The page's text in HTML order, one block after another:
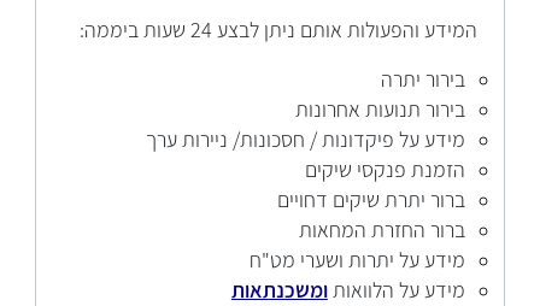
המידע והפעולות אותם ניתן לבצע 24 שעות ביממה:
בירור יתרה
בירור תנועות אחרונות
מידע על פיקדונות / חסכונות/ ניירות ערך
הזמנת פנקסי שיקים
ברור יתרת שיקים דחויים
ברור החזרת המחאות
מידע על יתרות ושערי מט"ח
מידע על הלוואותומשכנתאות